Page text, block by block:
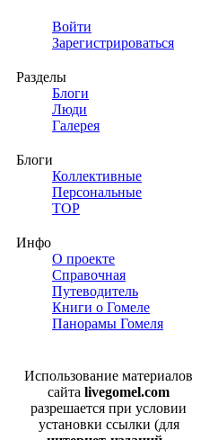
Войти
Зарегистрироваться
Разделы
Блоги
Люди
Галерея
Блоги
Коллективные
Персональные
TOP
Инфо
О проекте
Справочная
Путеводитель
Книги о Гомеле
Панорамы Гомеля
Использование материалов
сайта livegomel.com
разрешается при условии
установки ссылки (для